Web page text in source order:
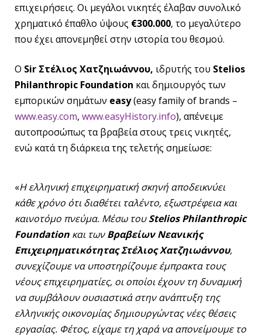
επιχειρήσεις. Οι μεγάλοι νικητές έλαβαν συνολικό
χρηματικό έπαθλο ύψους €300.000, το μεγαλύτερο
που έχει απονεμηθεί στην ιστορία του θεσμού.
Ο Sir Στέλιος Χατζηιωάννου, ιδρυτής του Stelios
Philanthropic Foundation και δημιουργός των
εμπορικών σημάτων easy(easy family of brands –
www.easy.com, www.easyHistory.info), απένειμε
αυτοπροσώπως τα βραβεία στους τρεις νικητές,
ενώ κατά τη διάρκεια της τελετής σημείωσε:
«Η ελληνική επιχειρηματική σκηνή αποδεικνύει
κάθε χρόνο ότι διαθέτει ταλέντο, εξωστρέφεια και
καινοτόμο πνεύμα. Μέσω τουStelios Philanthropic
Foundation και τωνΒραβείων Νεανικής
Επιχειρηματικότητας Στέλιος Χατζηιωάννου,
συνεχίζουμε να υποστηρίζουμε έμπρακτα τους
νέους επιχειρηματίες, οι οποίοι έχουν τη δυναμική
να συμβάλουν ουσιαστικά στην ανάπτυξη της
ελληνικής οικονομίας δημιουργώντας νέες θέσεις
εργασίας. Φέτος, είχαμε τη χαρά να απονείμουμε το